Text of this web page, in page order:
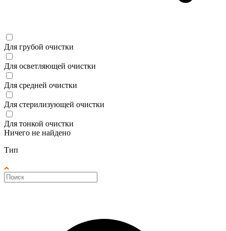
Для грубой очистки
Для осветляющей очистки
Для средней очистки
Для стерилизующей очистки
Для тонкой очистки
Ничего не найдено
Тип